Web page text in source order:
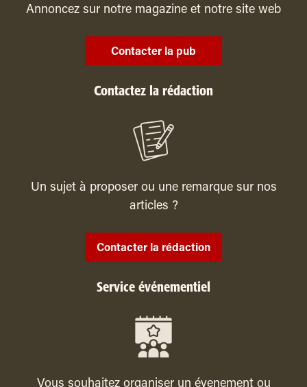
Annoncez sur notre magazine et notre site web
Contacter la pub
Contactez la rédaction
Un sujet à proposer ou une remarque sur nos
articles ?
Contacter la rédaction
Service événementiel
Vous souhaitez organiser un évenement ou